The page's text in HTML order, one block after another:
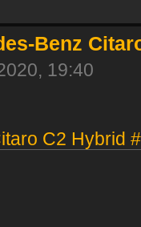
Benz
19:40
C2 Hybrid